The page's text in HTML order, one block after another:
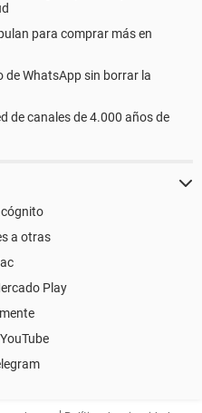
para comprar más en
de WhatsApp sin borrar la
de canales de 4.000 años de
a otras
Play